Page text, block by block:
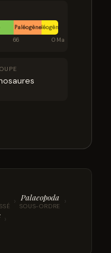
PaléogèneNéogène
66 0 Ma
› Palaeopoda
SOUS-ORDRE ›
›